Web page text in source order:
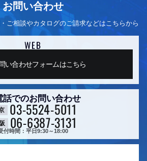
お問い合わせ
ご相談やカタログのご請求などはこちらから
WEB
い合わせフォームはこちら
話でのお問い合わせ
03-5524-5011
06-6387-3131
付時間：平日9:30～18:00